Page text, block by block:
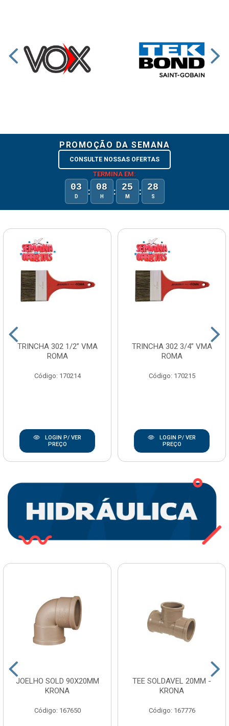
PROMOÇÃO DA SEMANA
CONSULTE NOSSAS OFERTAS
TERMINA EM:
03
D : 08
H : 25
M : 28
S
TRINCHA 302 1/2” VMA
ROMA
Código: 170214
LOGIN P/ VER
PREÇO
TRINCHA 302 3/4” VMA
ROMA
Código: 170215
LOGIN P/ VER
PREÇO
JOELHO SOLD 90X20MM
KRONA
Código: 167650
TEE SOLDAVEL 20MM -
KRONA
Código: 167776